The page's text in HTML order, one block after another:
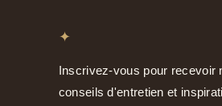
✦
Inscrivez-vous pour recevoir
conseils d'entretien et